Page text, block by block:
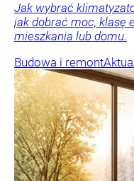
Jak wybrać
jak dobrać moc, klasę
mieszkania lub domu.
Budowa i remont